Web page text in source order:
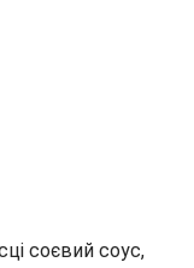
соєвий соус,